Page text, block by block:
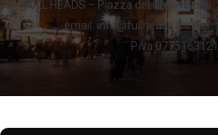
FULL HEADS – Piazza del Gesù
email: info@fullheads.it –
P.iva